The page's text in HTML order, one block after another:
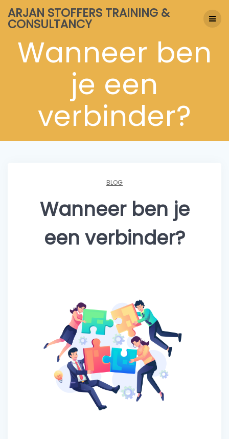
ARJAN STOFFERS TRAINING &
CONSULTANCY
Wanneer ben
je een
verbinder?
BLOG
Wanneer ben je
een verbinder?